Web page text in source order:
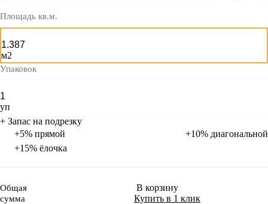
Площадь кв.м.
м2
Упаковок
уп
+ Запас на подрезку
+5% прямой
+10% диагональной
+15% ёлочка
Общая
сумма
В корзину
Купить в 1 клик